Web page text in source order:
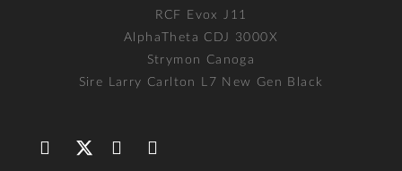
RCF Evox J11
AlphaTheta CDJ 3000X
Strymon Canoga
Sire Larry Carlton L7 New Gen Black